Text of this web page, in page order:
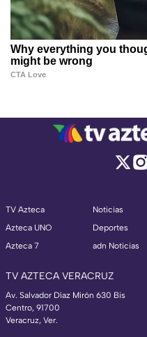
TV Azteca
Azteca UNO
Azteca 7
Noticias
Deportes
adn Noticias
TV AZTECA VERACRUZ
Av. Salvador Díaz Mirón 630 Bis
Centro, 91700
Veracruz, Ver.